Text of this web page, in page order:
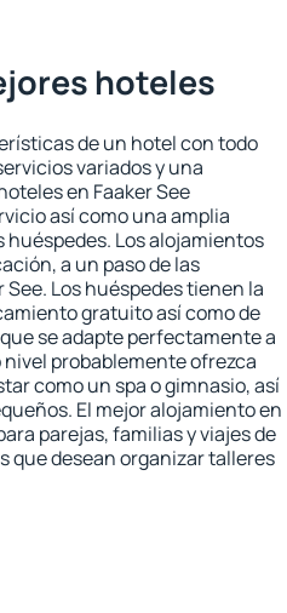
hoteles
de un hotel con todo
variados y una
en Faaker See
así como una amplia
Los alojamientos
a un paso de las
Los huéspedes tienen la
gratuito así como de
se adapte perfectamente a
probablemente ofrezca
como un spa o gimnasio, así
El mejor alojamiento en
parejas, familias y viajes de
que desean organizar talleres